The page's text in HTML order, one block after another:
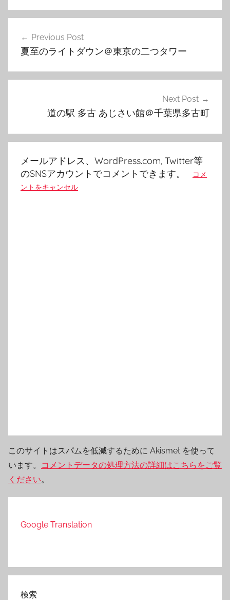
ビ
シ
ン
Previous Post
夏至のライトダウン＠東京の二つタワー
Next Post
道の駅 多古 あじさい館＠千葉県多古町
メールアドレス、WordPress.com, Twitter等
のSNSアカウントでコメントできます。
コメ
ントをキャンセル
このサイトはスパムを低減するために Akismet を使って
います。
コメントデータの処理方法の詳細はこちらをご覧
ください。
Google Translation
検索